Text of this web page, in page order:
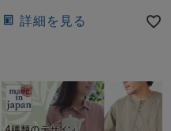
詳細を見る